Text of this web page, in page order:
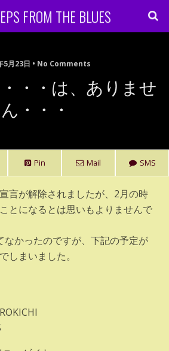
FROM THE BLUES
5月23日 • No Comments
・・は、ありませ
ん・・・
Pin Mail SMS
言が解除されましたが、2月の時
とになるとは思いもよりませんで
なかったのですが、下記の予定が
しまいました。